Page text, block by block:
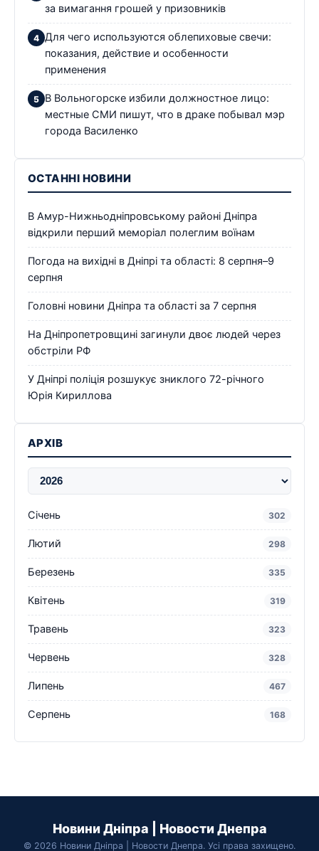
за вимагання грошей у призовників
Для чего используются облепиховые свечи:
показания, действие и особенности
применения
В Вольногорске избили должностное лицо:
местные СМИ пишут, что в драке побывал мэр
города Василенко
ОСТАННІ НОВИНИ
В Амур-Нижньодніпровському районі Дніпра
відкрили перший меморіал полеглим воїнам
Погода на вихідні в Дніпрі та області: 8 серпня–9
серпня
Головні новини Дніпра та області за 7 серпня
На Дніпропетровщині загинули двоє людей через
обстріли РФ
У Дніпрі поліція розшукує зниклого 72-річного
Юрія Кириллова
АРХІВ
Січень 302
Лютий 298
Березень 335
Квітень 319
Травень 323
Червень 328
Липень 467
Серпень 168
Новини Дніпра | Новости Днепра
© 2026 Новини Дніпра | Новости Днепра. Усі права захищено.